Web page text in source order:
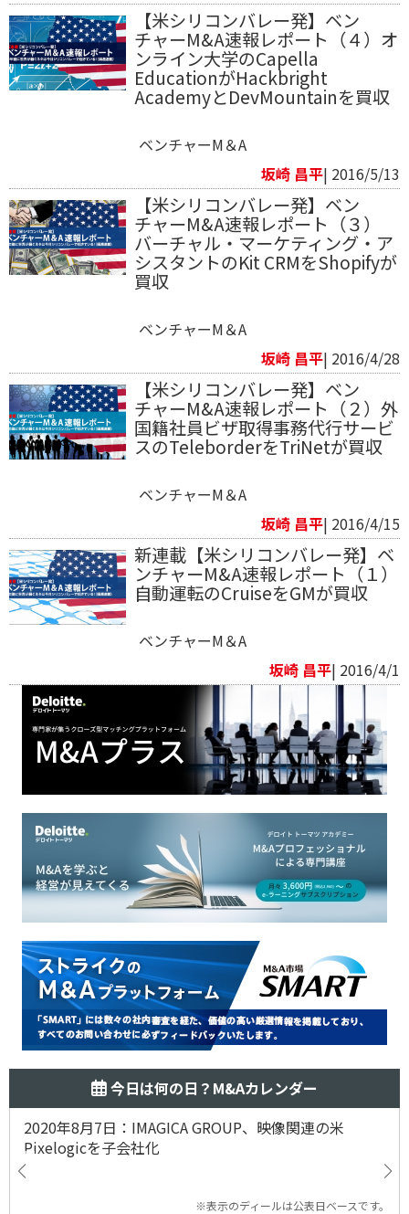
【米シリコンバレー発】ベン
チャーM&A速報レポート（４）オ
ンライン大学のCapella
EducationがHackbright
AcademyとDevMountainを買収
ベンチャーM＆A
坂崎 昌平| 2016/5/13
【米シリコンバレー発】ベン
チャーM&A速報レポート（３）
バーチャル・マーケティング・ア
シスタントのKit CRMをShopifyが
買収
ベンチャーM＆A
坂崎 昌平| 2016/4/28
【米シリコンバレー発】ベン
チャーM&A速報レポート（２）外
国籍社員ビザ取得事務代行サービ
スのTeleborderをTriNetが買収
ベンチャーM＆A
坂崎 昌平| 2016/4/15
新連載【米シリコンバレー発】ベ
ンチャーM&A速報レポート（１）
自動運転のCruiseをGMが買収
ベンチャーM＆A
坂崎 昌平| 2016/4/1
今日は何の日？M&Aカレンダー
2020年8月7日：IMAGICA GROUP、映像関連の米
Pixelogicを子会社化
※表示のディールは公表日ベースです。